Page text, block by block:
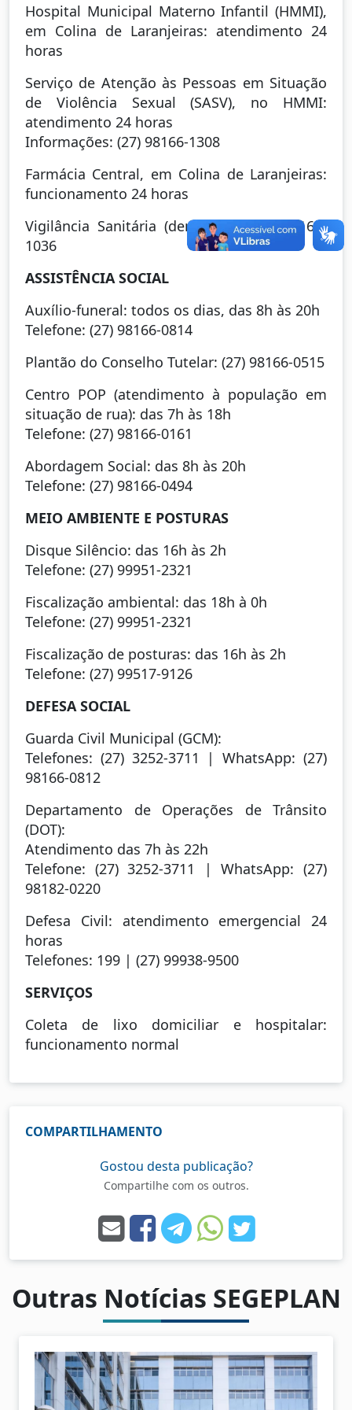
Hospital Municipal Materno Infantil (HMMI),
em Colina de Laranjeiras: atendimento 24
horas
Serviço de Atenção às Pessoas em Situação
de Violência Sexual (SASV), no HMMI:
atendimento 24 horas
Informações: (27) 98166-1308
Farmácia Central, em Colina de Laranjeiras:
funcionamento 24 horas
Vigilância Sanitária (denúncias): (27) 98166-
1036
ASSISTÊNCIA SOCIAL
Auxílio-funeral: todos os dias, das 8h às 20h
Telefone: (27) 98166-0814
Plantão do Conselho Tutelar: (27) 98166-0515
Centro POP (atendimento à população em
situação de rua): das 7h às 18h
Telefone: (27) 98166-0161
Abordagem Social: das 8h às 20h
Telefone: (27) 98166-0494
MEIO AMBIENTE E POSTURAS
Disque Silêncio: das 16h às 2h
Telefone: (27) 99951-2321
Fiscalização ambiental: das 18h à 0h
Telefone: (27) 99951-2321
Fiscalização de posturas: das 16h às 2h
Telefone: (27) 99517-9126
DEFESA SOCIAL
Guarda Civil Municipal (GCM):
Telefones: (27) 3252-3711 | WhatsApp: (27)
98166-0812
Departamento de Operações de Trânsito
(DOT):
Atendimento das 7h às 22h
Telefone: (27) 3252-3711 | WhatsApp: (27)
98182-0220
Defesa Civil: atendimento emergencial 24
horas
Telefones: 199 | (27) 99938-9500
SERVIÇOS
Coleta de lixo domiciliar e hospitalar:
funcionamento normal
COMPARTILHAMENTO
Gostou desta publicação?
Compartilhe com os outros.
Outras Notícias SEGEPLAN